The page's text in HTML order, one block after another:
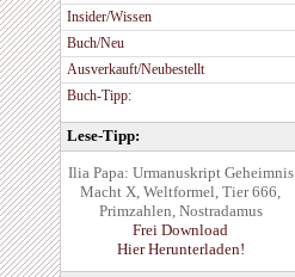
Insider/Wissen
Buch/Neu
Ausverkauft/Neubestellt
Buch-Tipp:
Lese-Tipp:
Ilia Papa: Urmanuskript Geheimnis
Macht X, Weltformel, Tier 666,
Primzahlen, Nostradamus
Frei Download
Hier Herunterladen!